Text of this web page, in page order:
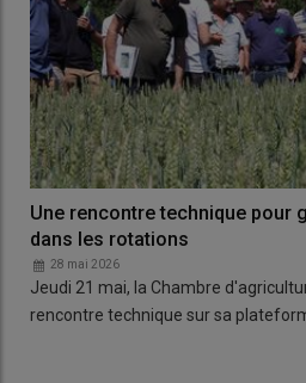
Une rencontre technique pour
dans les rotations
28 mai 2026
Jeudi 21 mai, la Chambre
rencontre technique sur sa